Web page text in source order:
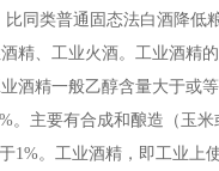
同类普通固态法白酒降低
精、工业火酒。工业酒精
酒精一般乙醇含量大于或
。主要有合成和酿造（玉
1%。工业酒精，即工业